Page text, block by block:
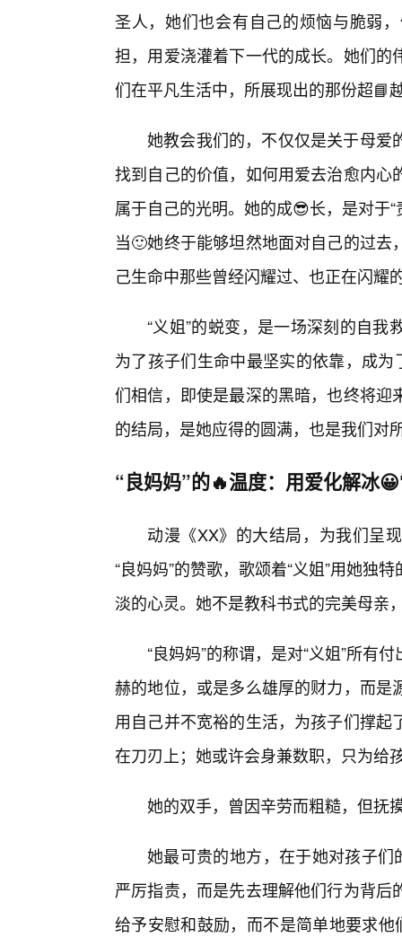
圣人，她们也会有自己的烦恼与脆弱
担，用爱浇灌着下一代的成长。她们
们在平凡生活中，所展现出的那份超📘
她教会我们的，不仅仅是关于母爱
找到自己的价值，如何用爱去治愈内
属于自己的光明。她的成😎长，是对于
当🙂她终于能够坦然地面对自己的过
己生命中那些曾经闪耀过、也正在闪耀
“义姐”的蜕变，是一场深刻的自
为了孩子们生命中最坚实的依靠，成
们相信，即使是最深的黑暗，也终将
的结局，是她应得的圆满，也是我们对
“良妈妈”的🔥温度：用爱化解冰
动漫《XX》的大结局，为我们呈
“良妈妈”的赞歌，歌颂着“义姐”用她独
淡的心灵。她不是教科书式的完美母亲
“良妈妈”的称谓，是对“义姐”所有
赫的地位，或是多么雄厚的财力，而
用自己并不宽裕的生活，为孩子们撑
在刀刃上；她或许会身兼数职，只为给
她的双手，曾因辛劳而粗糙，但抚
她最可贵的地方，在于她对孩子们
严厉指责，而是先去理解他们行为背
给予安慰和鼓励，而不是简单地要求